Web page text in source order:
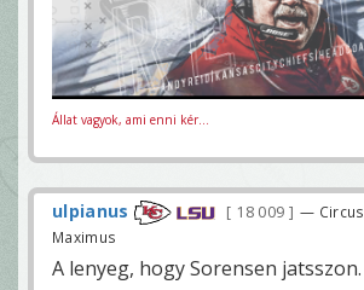
Állat vagyok, ami enni kér...
ulpianus 18 009
— Circus
Maximus
A lenyeg, hogy Sorensen jatsszon.